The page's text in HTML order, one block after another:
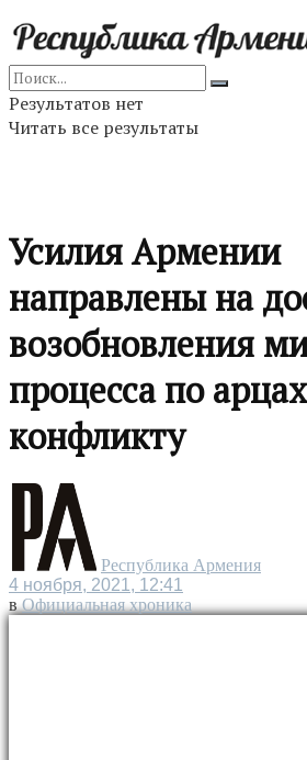
Результатов нет
Читать все результаты
Усилия Армении
направлены на
возобновления
процесса по
конфликту
Республика Армения
4 ноября, 2021, 12:41
в Официальная хроника